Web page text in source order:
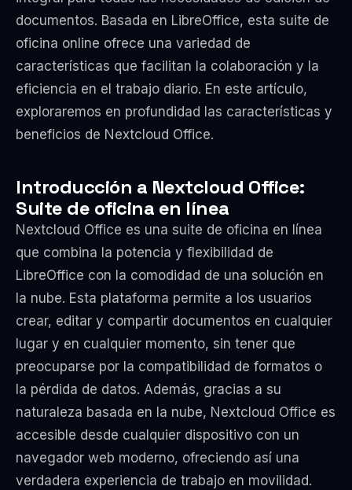
documentos. Basada en LibreOffice, esta suite de
oficina online ofrece una variedad de
características que facilitan la colaboración y la
eficiencia en el trabajo diario. En este artículo,
exploraremos en profundidad las características y
beneficios de Nextcloud Office.
Introducción a Nextcloud Office:
Suite de oficina en línea
Nextcloud Office es una suite de oficina en línea
que combina la potencia y flexibilidad de
LibreOffice con la comodidad de una solución en
la nube. Esta plataforma permite a los usuarios
crear, editar y compartir documentos en cualquier
lugar y en cualquier momento, sin tener que
preocuparse por la compatibilidad de formatos o
la pérdida de datos. Además, gracias a su
naturaleza basada en la nube, Nextcloud Office es
accesible desde cualquier dispositivo con un
navegador web moderno, ofreciendo así una
verdadera experiencia de trabajo en movilidad.